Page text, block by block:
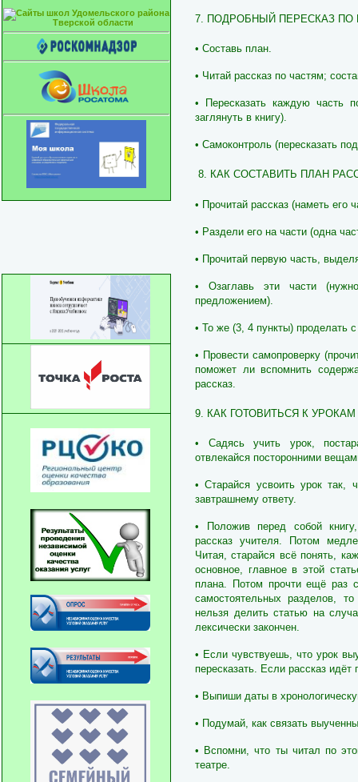
7. ПОДРОБНЫЙ ПЕРЕСКАЗ ПО
• Составь план.
• Читай рассказ по частям;
• Пересказать каждую часть
заглянуть в книгу).
• Самоконтроль (пересказать
8. КАК СОСТАВИТЬ ПЛАН
• Прочитай рассказ (наметь его
• Раздели его на части (одна
• Прочитай первую часть,
• Озаглавь эти части
предложением).
• То же (3, 4 пункты) проделать
• Провести самопроверку
поможет ли вспомнить
рассказ.
9. КАК ГОТОВИТЬСЯ К
• Садясь учить урок,
отвлекайся посторонними
• Старайся усвоить урок так,
завтрашнему ответу.
• Положив перед собой
рассказ учителя. Потом
Читая, старайся всё понять,
основное, главное в этой
плана. Потом прочти ещё раз
самостоятельных разделов,
нельзя делить статью на
лексически закончен.
• Если чувствуешь, что урок
пересказать. Если рассказ идёт
• Выпиши даты в
• Подумай, как связать
• Вспомни, что ты читал по
театре.